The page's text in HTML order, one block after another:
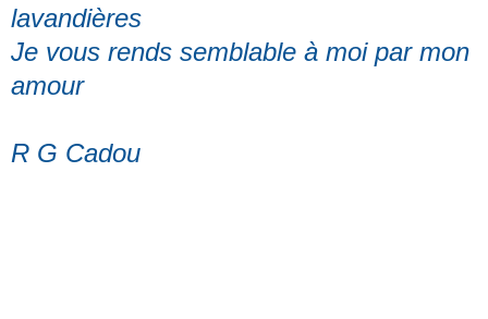
lavandières
Je vous rends semblable à moi par mon
amour
R G Cadou